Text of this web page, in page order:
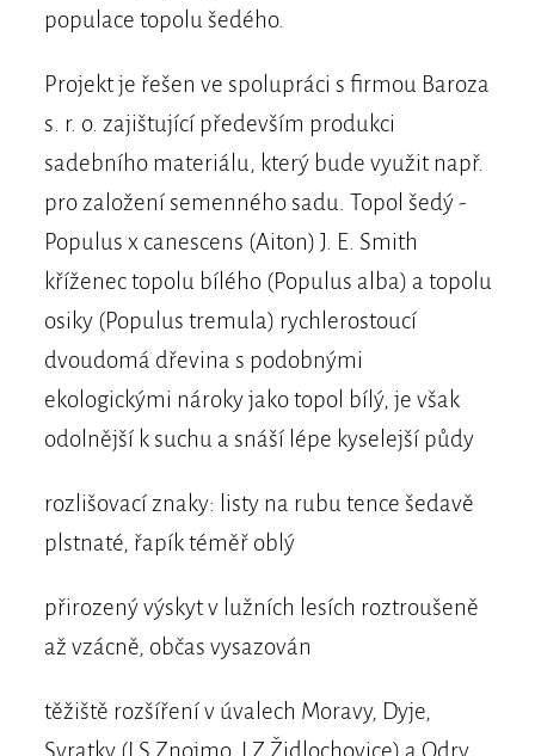
populace topolu šedého.
Projekt je řešen ve spolupráci s firmou Baroza
s. r. o. zajištující především produkci
sadebního materiálu, který bude využit např.
pro založení semenného sadu. Topol šedý -
Populus x canescens (Aiton) J. E. Smith
kříženec topolu bílého (Populus alba) a topolu
osiky (Populus tremula) rychlerostoucí
dvoudomá dřevina s podobnými
ekologickými nároky jako topol bílý, je však
odolnější k suchu a snáší lépe kyselejší půdy
rozlišovací znaky: listy na rubu tence šedavě
plstnaté, řapík téměř oblý
přirozený výskyt v lužních lesích roztroušeně
až vzácně, občas vysazován
těžiště rozšíření v úvalech Moravy, Dyje,
Svratky (LS Znojmo, LZ Židlochovice) a Odry